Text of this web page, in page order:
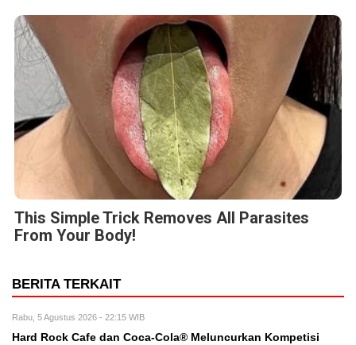
This Simple Trick Removes All Parasites
From Your Body!
BERITA TERKAIT
Rabu, 5 Agustus 2026 - 22:15 WIB
Hard Rock Cafe dan Coca-Cola® Meluncurkan Kompetisi